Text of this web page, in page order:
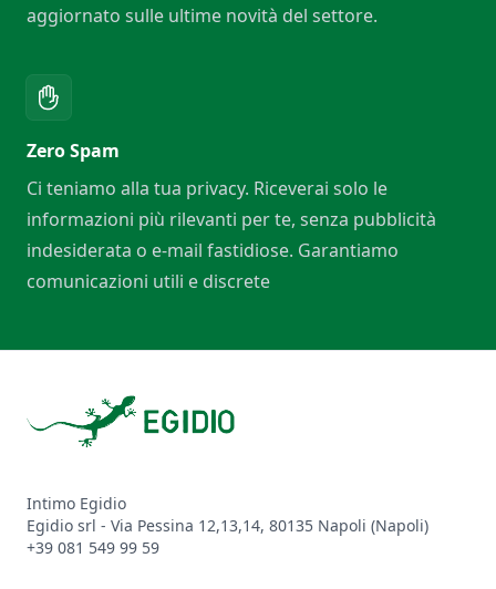
aggiornato sulle ultime novità del settore.
Zero Spam
Ci teniamo alla tua privacy. Riceverai solo le
informazioni più rilevanti per te, senza pubblicità
indesiderata o e-mail fastidiose. Garantiamo
comunicazioni utili e discrete
Intimo Egidio
Egidio srl - Via Pessina 12,13,14, 80135 Napoli (Napoli)
+39 081 549 99 59